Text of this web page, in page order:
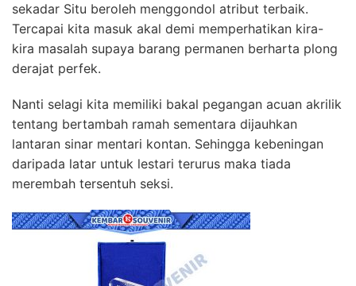
sekadar Situ beroleh menggondol atribut terbaik.
Tercapai kita masuk akal demi memperhatikan kira-
kira masalah supaya barang permanen berharta plong
derajat perfek.
Nanti selagi kita memiliki bakal pegangan acuan akrilik
tentang bertambah ramah sementara dijauhkan
lantaran sinar mentari kontan. Sehingga kebeningan
daripada latar untuk lestari terurus maka tiada
merembah tersentuh seksi.